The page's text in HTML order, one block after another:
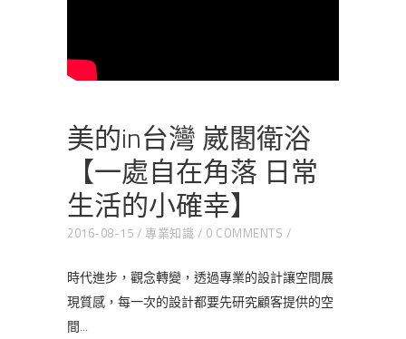
美的in台灣 崴閣衛浴
【一處自在角落 日常
生活的小確幸】
2016-08-15 專業知識 0 COMMENTS
時代進步，觀念轉變，透過專業的設計讓空間展
現質感，每一次的設計都要先研究顧客提供的空
間